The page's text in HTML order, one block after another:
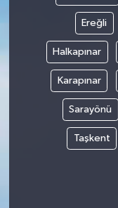
Ereğli
Halkapınar
Karapınar
Sarayönü
Taşkent